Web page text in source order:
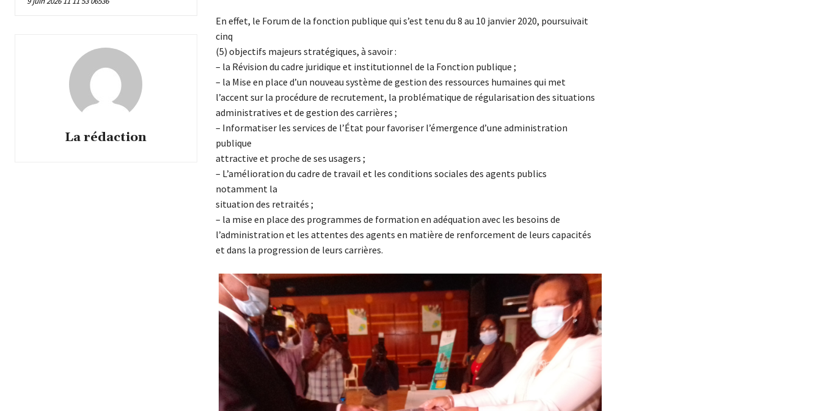
La rédaction
En effet, le Forum de la fonction publique qui s’est tenu du 8 au 10 janvier 2020, poursuivait
cinq
(5) objectifs majeurs stratégiques, à savoir :
– la Révision du cadre juridique et institutionnel de la Fonction publique ;
– la Mise en place d’un nouveau système de gestion des ressources humaines qui met
l’accent sur la procédure de recrutement, la problématique de régularisation des situations
administratives et de gestion des carrières ;
– Informatiser les services de l’État pour favoriser l’émergence d’une administration
publique
attractive et proche de ses usagers ;
– L’amélioration du cadre de travail et les conditions sociales des agents publics
notamment la
situation des retraités ;
– la mise en place des programmes de formation en adéquation avec les besoins de
l’administration et les attentes des agents en matière de renforcement de leurs capacités
et dans la progression de leurs carrières.